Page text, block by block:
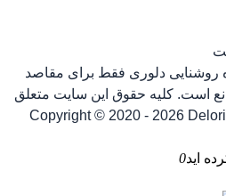
روشنایی دلوری فقط برای مقاصد
است. کلیه حقوق این سایت متعلق
Copyright © 2020 - 2026 Delori
اید0